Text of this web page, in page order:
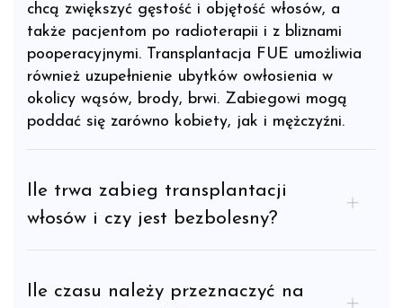
chcą zwiększyć gęstość i objętość włosów, a
także pacjentom po radioterapii i z bliznami
pooperacyjnymi. Transplantacja FUE umożliwia
również uzupełnienie ubytków owłosienia w
okolicy wąsów, brody, brwi. Zabiegowi mogą
poddać się zarówno kobiety, jak i mężczyźni.
Ile trwa zabieg transplantacji
włosów i czy jest bezbolesny?
Ile czasu należy przeznaczyć na